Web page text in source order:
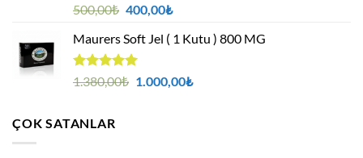
5 üzerinden
oy
aldı
500,00₺ Orijinal
500,00₺.
400,00₺Şu
fiyat:
Maurers Soft Jel ( 1 Kutu ) 800 MG
5 üzerinden
oy
1.380,00₺ Orijinal
1.000,00₺Şu
ÇOK SATANLAR